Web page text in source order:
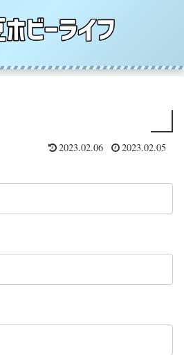
2023.02.06 2023.02.05